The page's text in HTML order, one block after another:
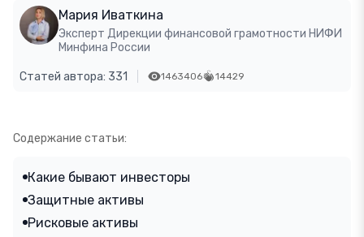
Мария Иваткина
Эксперт Дирекции финансовой грамотности НИФИ
Минфина России
Статей автора: 331 1463406 14429
Содержание статьи:
Какие бывают инвесторы
Защитные активы
Рисковые активы